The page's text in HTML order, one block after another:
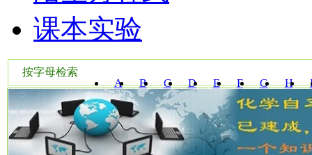
课本实验
按字母检索
A
B C D E F G H
W Y